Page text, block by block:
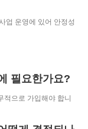
업 운영에 있어 안정성
필요한가요?
적으로 가입해야 합니